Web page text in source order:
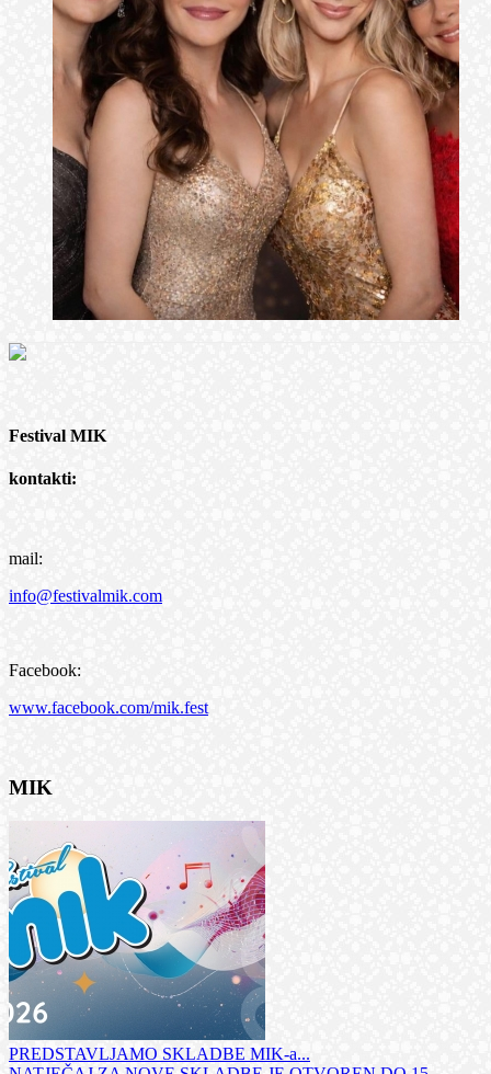
Festival MIK
kontakti:
mail:
info@festivalmik.com
Facebook:
www.facebook.com/mik.fest
MIK
PREDSTAVLJAMO SKLADBE MIK-a...